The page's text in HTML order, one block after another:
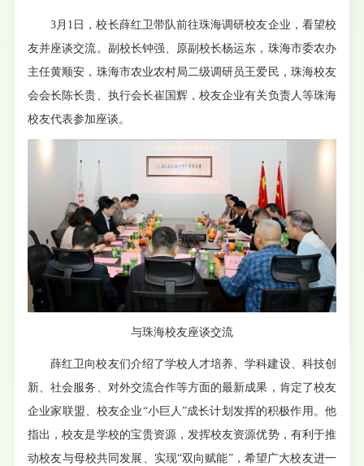
3月1日，校长薛红卫带队前往珠海调研校友企业，看望校
友并座谈交流。副校长钟强、原副校长杨运东，珠海市委农办
主任黄顺安，珠海市农业农村局二级调研员王爱民，珠海校友
会会长陈长贵、执行会长崔国辉，校友企业有关负责人等珠海
校友代表参加座谈。
与珠海校友座谈交流
薛红卫向校友们介绍了学校人才培养、学科建设、科技创
新、社会服务、对外交流合作等方面的最新成果，肯定了校友
企业家联盟、校友企业“小巨人”成长计划发挥的积极作用。他
指出，校友是学校的宝贵资源，发挥校友资源优势，有利于推
动校友与母校共同发展、实现“双向赋能”，希望广大校友进一